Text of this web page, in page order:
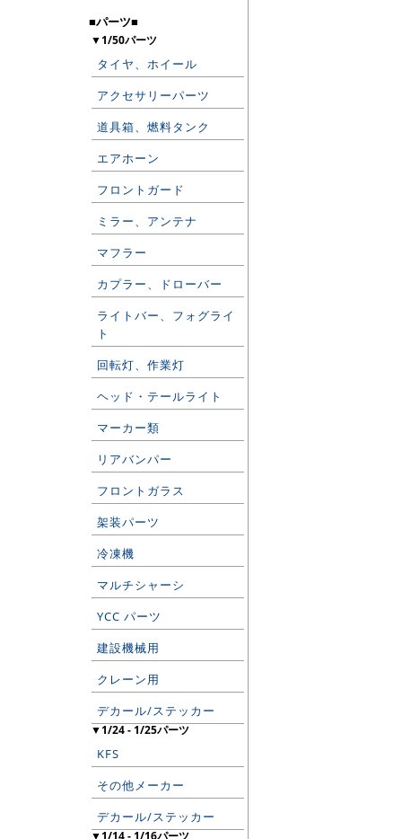
■パーツ■
▼1/50パーツ
タイヤ、ホイール
アクセサリーパーツ
道具箱、燃料タンク
エアホーン
フロントガード
ミラー、アンテナ
マフラー
カプラー、ドローバー
ライトバー、フォグライ
ト
回転灯、作業灯
ヘッド・テールライト
マーカー類
リアバンパー
フロントガラス
架装パーツ
冷凍機
マルチシャーシ
YCC パーツ
建設機械用
クレーン用
デカール/ステッカー
▼1/24 - 1/25パーツ
KFS
その他メーカー
デカール/ステッカー
▼1/14 - 1/16パーツ